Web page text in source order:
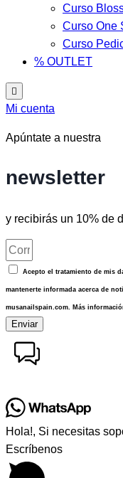
Curso
Curso One
Curso
% OUTLET
Menú
conmutador
hamburguesa
Mi cuenta
Apúntate a nuestra
newsletter
y recibirás un 10% de
Acepto el tratamiento de mis
mantenerte informada acerca de
musanailspain.com. Más
Enviar
Hola!, Si necesitas
Escríbenos